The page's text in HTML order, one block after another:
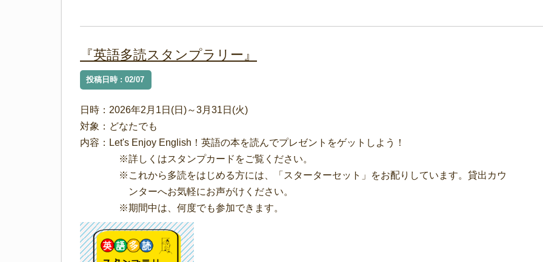
『英語多読スタンプラリー』
投稿日時 : 02/07
日時：2026年2月1日(日)～3月31日(火)
対象：どなたでも
内容：Let's Enjoy English！英語の本を読んでプレゼントをゲットしよう！
※詳しくはスタンプカードをご覧ください。
※これから多読をはじめる方には、「スターターセット」をお配りしています。貸出カウ
ンターへお気軽にお声がけください。
※期間中は、何度でも参加できます。